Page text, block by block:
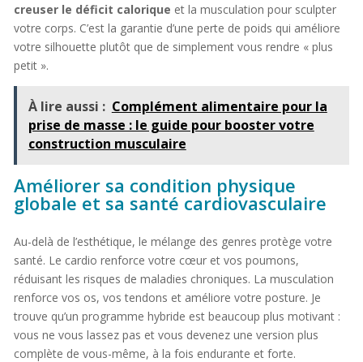
creuser le déficit calorique et la musculation pour sculpter
votre corps. C’est la garantie d’une perte de poids qui améliore
votre silhouette plutôt que de simplement vous rendre « plus
petit ».
À lire aussi : Complément alimentaire pour la
prise de masse : le guide pour booster votre
construction musculaire
Améliorer sa condition physique
globale et sa santé cardiovasculaire
Au-delà de l’esthétique, le mélange des genres protège votre
santé. Le cardio renforce votre cœur et vos poumons,
réduisant les risques de maladies chroniques. La musculation
renforce vos os, vos tendons et améliore votre posture. Je
trouve qu’un programme hybride est beaucoup plus motivant :
vous ne vous lassez pas et vous devenez une version plus
complète de vous-même, à la fois endurante et forte.